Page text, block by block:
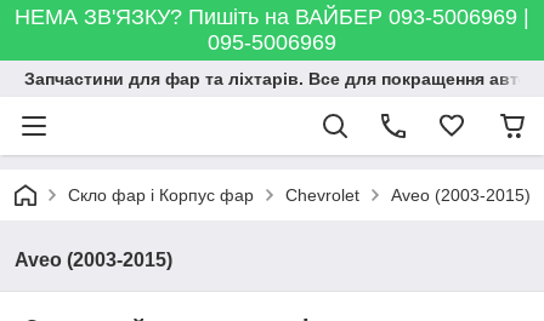
НЕМА ЗВ'ЯЗКУ? Пишіть на ВАЙБЕР 093-5006969 |
095-5006969
Запчастини для фар та ліхтарів. Все для покращення
Скло фар і Корпус фар Chevrolet Aveo (2003-2015)
Aveo (2003-2015)